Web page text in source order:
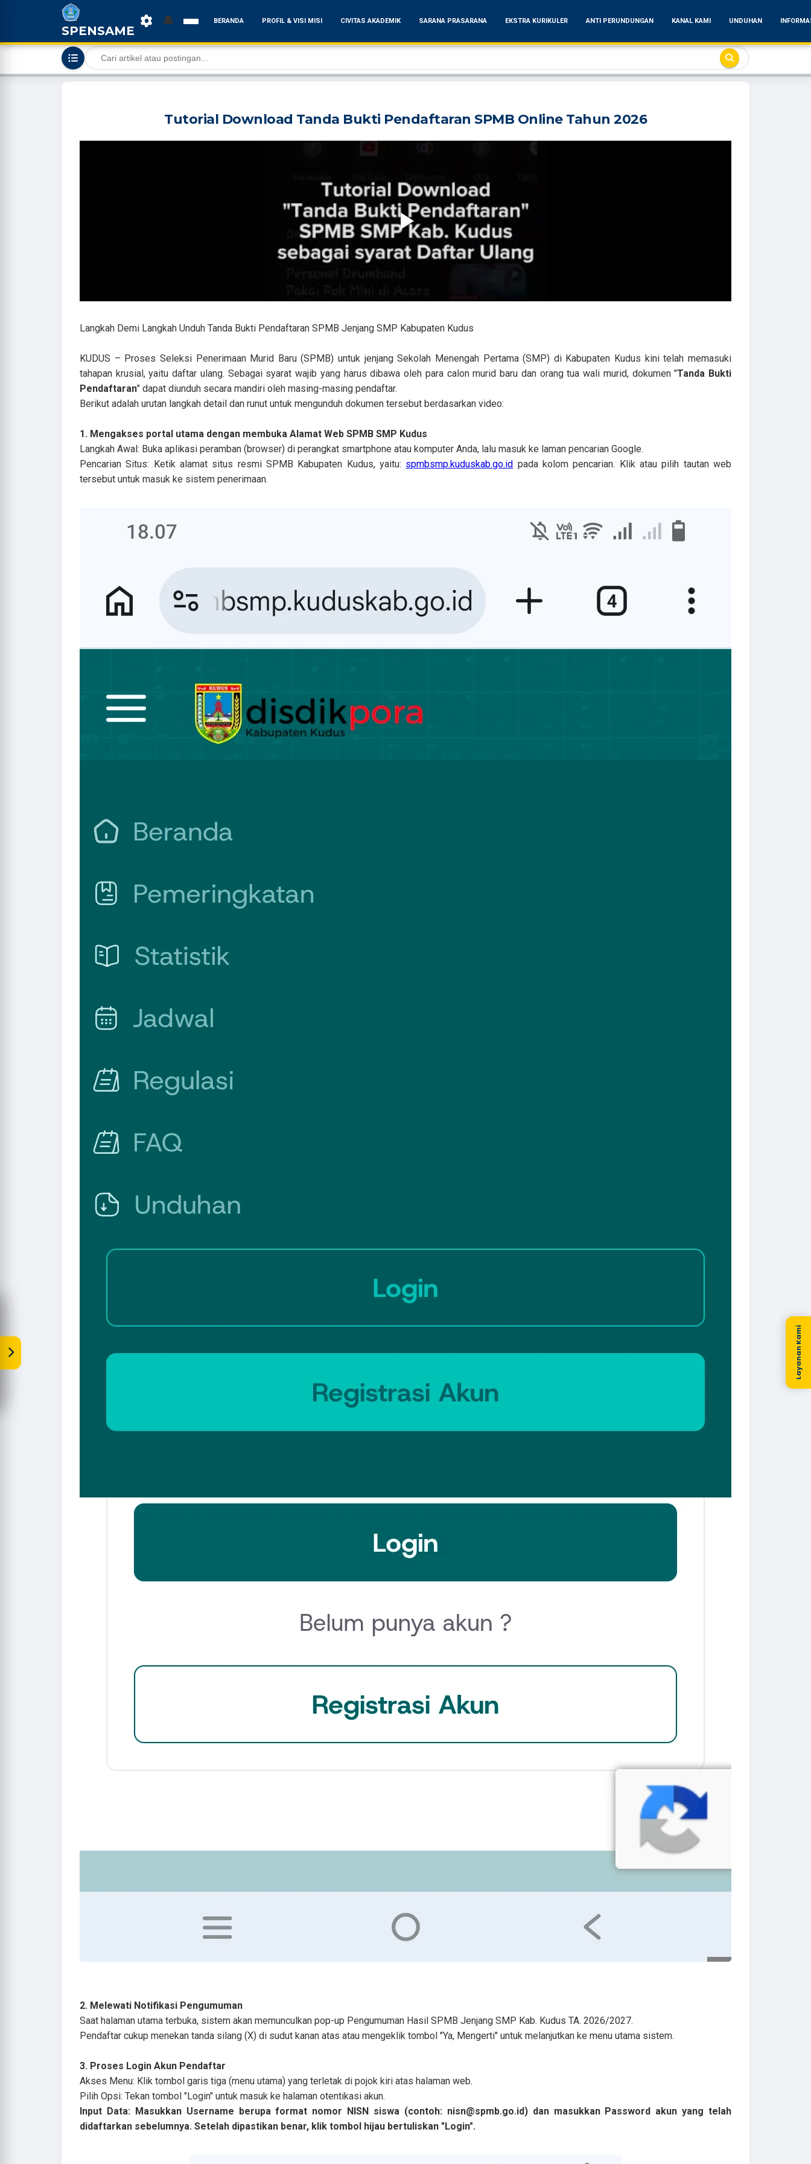
SPENSAME
🔔 BERANDA PROFIL & VISI MISI CIVITAS AKADEMIK SARANA PRASARANA EKSTRA KURIKULER ANTI PERUNDUNGAN KANAL KAMI UNDUHAN
Tutorial Download Tanda Bukti Pendaftaran SPMB Online Tahun 2026
Langkah Demi Langkah Unduh Tanda Bukti Pendaftaran SPMB Jenjang SMP Kabupaten Kudus
KUDUS – Proses Seleksi Penerimaan Murid Baru (SPMB) untuk jenjang Sekolah Menengah Pertama (SMP) di Kabupaten Kudus kini telah memasuki
tahapan krusial, yaitu daftar ulang. Sebagai syarat wajib yang harus dibawa oleh para calon murid baru dan orang tua wali murid, dokumen "Tanda Bukti
Pendaftaran" dapat diunduh secara mandiri oleh masing-masing pendaftar.
Berikut adalah urutan langkah detail dan runut untuk mengunduh dokumen tersebut berdasarkan video:
1. Mengakses portal utama dengan membuka Alamat Web SPMB SMP Kudus
Langkah Awal: Buka aplikasi peramban (browser) di perangkat smartphone atau komputer Anda, lalu masuk ke laman pencarian Google.
Pencarian Situs: Ketik alamat situs resmi SPMB Kabupaten Kudus, yaitu: spmbsmp.kuduskab.go.id pada kolom pencarian. Klik atau pilih tautan web
tersebut untuk masuk ke sistem penerimaan.
2. Melewati Notifikasi Pengumuman
Saat halaman utama terbuka, sistem akan memunculkan pop-up Pengumuman Hasil SPMB Jenjang SMP Kab. Kudus TA. 2026/2027.
Pendaftar cukup menekan tanda silang (X) di sudut kanan atas atau mengeklik tombol "Ya, Mengerti" untuk melanjutkan ke menu utama sistem.
3. Proses Login Akun Pendaftar
Akses Menu: Klik tombol garis tiga (menu utama) yang terletak di pojok kiri atas halaman web.
Pilih Opsi: Tekan tombol "Login" untuk masuk ke halaman otentikasi akun.
Input Data: Masukkan Username berupa format nomor NISN siswa (contoh: nisn@spmb.go.id) dan masukkan Password akun yang telah
didaftarkan sebelumnya. Setelah dipastikan benar, klik tombol hijau bertuliskan "Login".
Layanan Kami